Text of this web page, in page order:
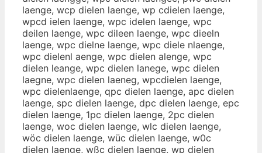
laenge, wcp dielen laenge, wp cdielen laenge,
wpcd ielen laenge, wpc idelen laenge, wpc
deilen laenge, wpc dileen laenge, wpc dieeln
laenge, wpc dielne laenge, wpc diele nlaenge,
wpc dielenl aenge, wpc dielen alenge, wpc
dielen leange, wpc dielen lanege, wpc dielen
laegne, wpc dielen laeneg, wpcdielen laenge,
wpc dielenlaenge, qpc dielen laenge, apc dielen
laenge, spc dielen laenge, dpc dielen laenge, epc
dielen laenge, 1pc dielen laenge, 2pc dielen
laenge, woc dielen laenge, wlc dielen laenge,
wöc dielen laenge, wüc dielen laenge, w0c
dielen laenge, wßc dielen laenge, wp dielen